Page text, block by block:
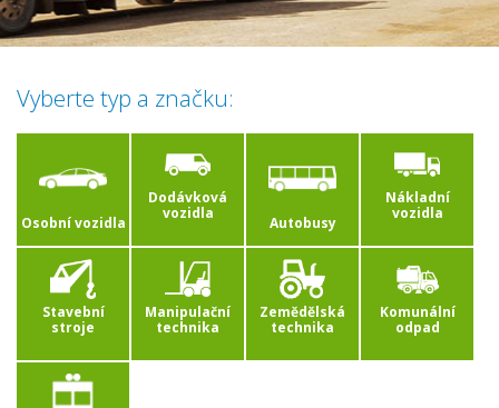
Vyberte typ a značku:
Osobní vozidla
Dodávková
vozidla
Autobusy
Nákladní
vozidla
Stavební
stroje
Manipulační
technika
Zemědělská
technika
Komunální
odpad